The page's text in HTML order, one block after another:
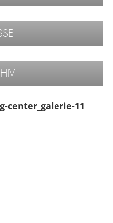
center_galerie-11